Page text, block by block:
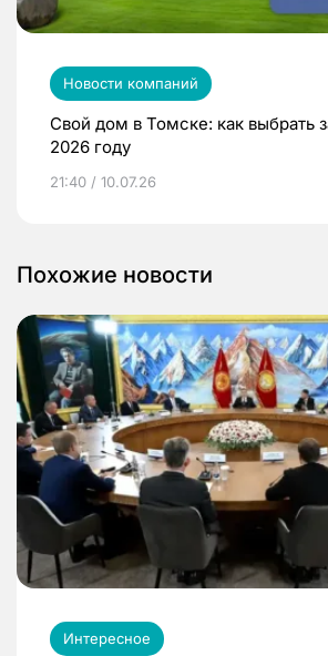
Новости компаний
Свой дом в Томске: как выбрать
2026 году
21:40 / 10.07.26
Похожие новости
Интересное